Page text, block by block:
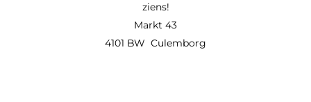
ziens!
Markt 43
4101 BW Culemborg